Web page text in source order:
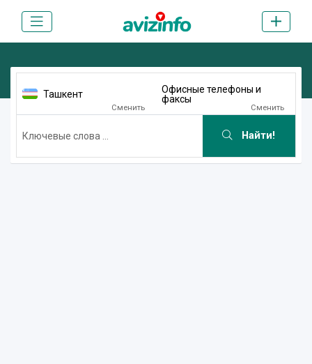
Ташкент
Сменить
Офисные телефоны и
факсы
Сменить
Найти!